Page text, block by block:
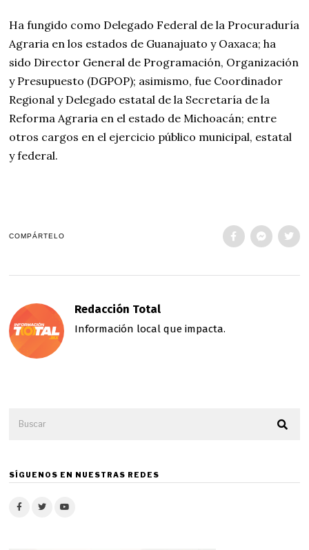
Ha fungido como Delegado Federal de la Procuraduría
Agraria en los estados de Guanajuato y Oaxaca; ha
sido Director General de Programación, Organización
y Presupuesto (DGPOP); asimismo, fue Coordinador
Regional y Delegado estatal de la Secretaría de la
Reforma Agraria en el estado de Michoacán; entre
otros cargos en el ejercicio público municipal, estatal
y federal.
COMPÁRTELO
Redacción Total
Información local que impacta.
SÍGUENOS EN NUESTRAS REDES